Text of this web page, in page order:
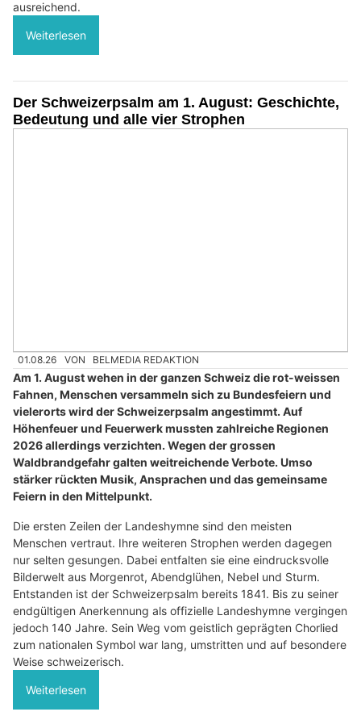
ausreichend.
Weiterlesen
Der Schweizerpsalm am 1. August: Geschichte,
Bedeutung und alle vier Strophen
01.08.26 VON BELMEDIA REDAKTION
Am 1. August wehen in der ganzen Schweiz die rot-weissen
Fahnen, Menschen versammeln sich zu Bundesfeiern und
vielerorts wird der Schweizerpsalm angestimmt. Auf
Höhenfeuer und Feuerwerk mussten zahlreiche Regionen
2026 allerdings verzichten. Wegen der grossen
Waldbrandgefahr galten weitreichende Verbote. Umso
stärker rückten Musik, Ansprachen und das gemeinsame
Feiern in den Mittelpunkt.
Die ersten Zeilen der Landeshymne sind den meisten
Menschen vertraut. Ihre weiteren Strophen werden dagegen
nur selten gesungen. Dabei entfalten sie eine eindrucksvolle
Bilderwelt aus Morgenrot, Abendglühen, Nebel und Sturm.
Entstanden ist der Schweizerpsalm bereits 1841. Bis zu seiner
endgültigen Anerkennung als offizielle Landeshymne vergingen
jedoch 140 Jahre. Sein Weg vom geistlich geprägten Chorlied
zum nationalen Symbol war lang, umstritten und auf besondere
Weise schweizerisch.
Weiterlesen